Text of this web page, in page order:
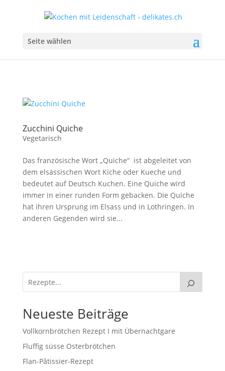
Seite wählen
Zucchini Quiche
Vegetarisch
Das französische Wort „Quiche“ ist abgeleitet von
dem elsässischen Wort Kiche oder Kueche und
bedeutet auf Deutsch Kuchen. Eine Quiche wird
immer in einer runden Form gebacken. Die Quiche
hat ihren Ursprung im Elsass und in Lothringen. In
anderen Gegenden wird sie...
Neueste Beiträge
Vollkornbrötchen Rezept I mit Übernachtgare
Fluffig süsse Osterbrötchen
Flan-Pâtissier-Rezept